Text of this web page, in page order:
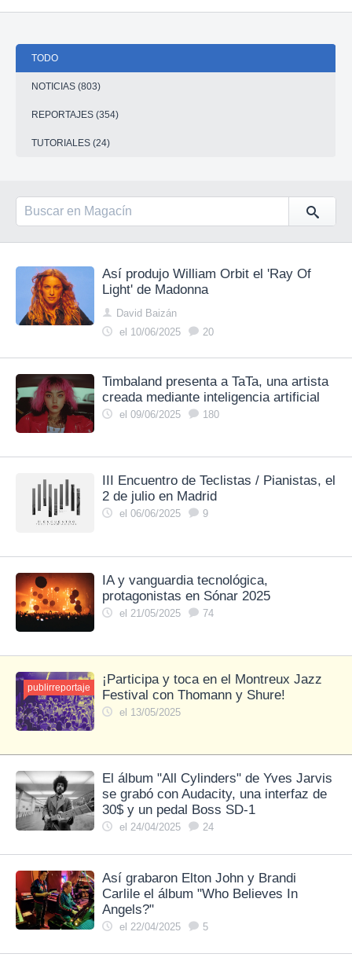
TODO
NOTICIAS (803)
REPORTAJES (354)
TUTORIALES (24)
Así produjo William Orbit el 'Ray Of
Light' de Madonna
David Baizán
el 10/06/2025
20
Timbaland presenta a TaTa, una artista
creada mediante inteligencia artificial
el 09/06/2025 180
III Encuentro de Teclistas / Pianistas, el
2 de julio en Madrid
el 06/06/2025 9
IA y vanguardia tecnológica,
protagonistas en Sónar 2025
el 21/05/2025 74
publirreportaje
¡Participa y toca en el Montreux Jazz
Festival con Thomann y Shure!
el 13/05/2025
El álbum "All Cylinders" de Yves Jarvis
se grabó con Audacity, una interfaz de
30$ y un pedal Boss SD-1
el 24/04/2025 24
Así grabaron Elton John y Brandi
Carlile el álbum "Who Believes In
Angels?"
el 22/04/2025 5